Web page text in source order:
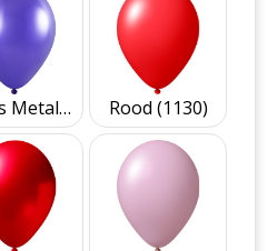
Paars Metallic (2470) Rood (1130)